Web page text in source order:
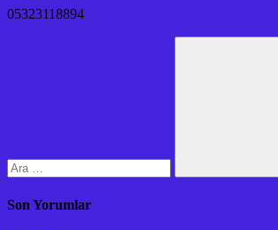
05323118894
Son Yorumlar